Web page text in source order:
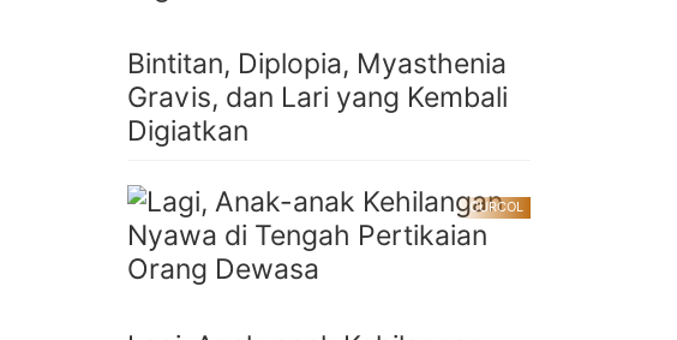
Bintitan, Diplopia, Myasthenia
Gravis, dan Lari yang Kembali
Digiatkan
CURCOL